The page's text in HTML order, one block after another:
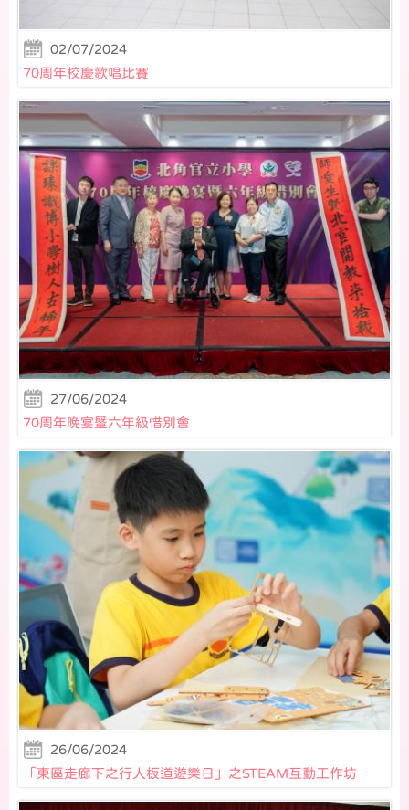
02/07/2024
70周年校慶歌唱比賽
27/06/2024
70周年晩宴暨六年級惜別會
26/06/2024
「東區走廊下之行人板道遊樂日」之STEAM互動工作坊